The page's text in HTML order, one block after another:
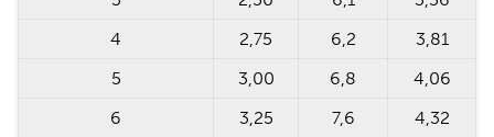
4
2,75 6,2
3,81
5
3,00 6,8
4,06
6
3,25 7,6
4,32